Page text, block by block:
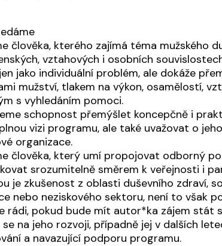
člověka, kterého zajímá téma mužského
vztahových i osobních
jako individuální problém, ale dokáže
mužství, tlakem na výkon, osamělostí,
s vyhledáním pomoci.
schopnost přemýšlet koncepčně i
vizi programu, ale také uvažovat o
organizace.
člověka, který umí propojovat odborný
srozumitelně směrem k veřejnosti i
je zkušenost z oblasti duševního zdraví,
nebo neziskového sektoru, není to však
rádi, pokud bude mít autor*ka zájem
na jeho rozvoji, případně jej v dalších
a navazující podporu programu.